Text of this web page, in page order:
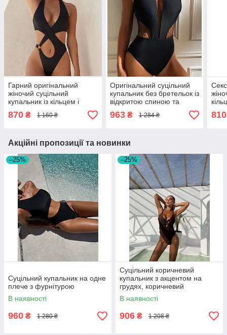
Гарний оригінальний
жіночий суцільний
купальник із кільцем і
вирізами, розміри S, M, L
870 ₴ 1 160 ₴
Оригінальний суцільний
купальник без бретельок із
відкритою спиною та
глибоким вирізом із
сіткою, чорний, р. S, M, L
963₴ 1 284 ₴
S,
810
Акційні пропозиції та новинки
–25%
Суцільний купальник на одне
плече з фурнітурою
В наявності
960 ₴ 1 280 ₴
–25%
Суцільний коричневий
купальник з акцентом на
грудях, коричневий
В наявності
906 ₴ 1 208 ₴